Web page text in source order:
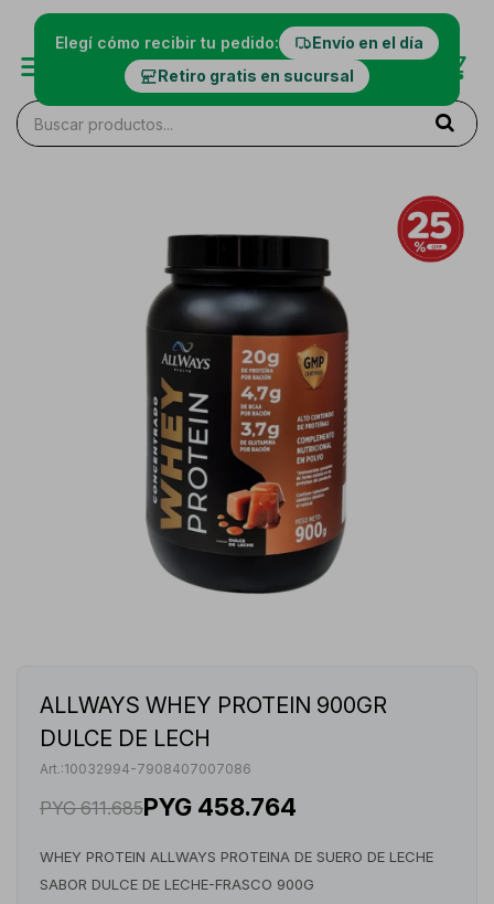
Elegí cómo recibir tu pedido:
Envío en el día
Retiro gratis en sucursal
ALLWAYS WHEY PROTEIN 900GR
DULCE DE LECH
10032994-7908407007086
PYG 611.685PYG 458.764
WHEY PROTEIN ALLWAYS PROTEINA DE SUERO DE LECHE
SABOR DULCE DE LECHE-FRASCO 900G